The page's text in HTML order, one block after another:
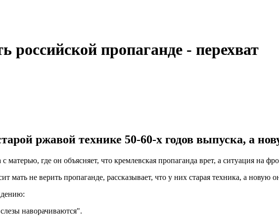
пропаганде - перехват
ржавой технике 50-60-х годов выпуска, а
матерью, где он объясняет, что кремлевская пропаганда врет, а ситуация на
не верить пропаганде, рассказывает, что у них старая техника, а новую
наворачиваются".